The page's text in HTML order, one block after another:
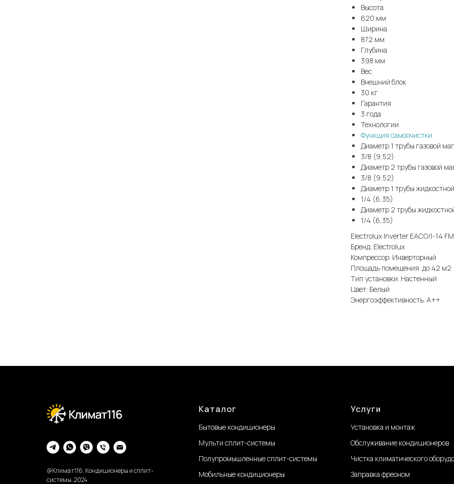
Высота
620 мм
Ширина
872 мм
Глубина
398 мм
Вес
Внешний блок
30 кг
Гарантия
3 года
Технологии
Функция самоочистки
Диаметр 1 трубы газовой
3/8 (9,52)
Диаметр 2 трубы газовой
3/8 (9,52)
Диаметр 1 трубы
1/4 (6,35)
Диаметр 2 трубы
1/4 (6,35)
Electrolux Inverter EACO/I-14
Бренд: Electrolux
Компрессор: Инверторный
Площадь помещения: до 42 м2
Тип установки: Настенный
Цвет: Белый
Энергоэффективность: А++
@Климат116. Кондиционеры и сплит-
системы. 2024
Каталог
Бытовые кондиционеры
Мульти сплит-системы
Полупромышленные сплит-системы
Мобильные кондиционеры
Услуги
Установка и монтаж
Обслуживание кондиционеров
Чистка климатического
Заправка фреоном